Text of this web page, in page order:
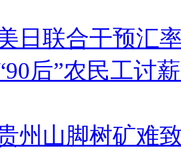
日联合干预汇
后”农民工讨
州山脚树矿难